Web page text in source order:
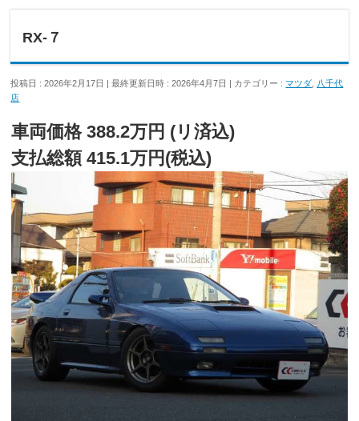
RX-７
投稿日 : 2026年2月17日 最終更新日時 : 2026年4月7日 カテゴリー :マツダ
八千代
店
車両価格 388.2万円 (リ済込)
支払総額 415.1万円(税込)